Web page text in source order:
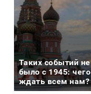
Таких событий не
было с 1945: чего
ждать всем нам?